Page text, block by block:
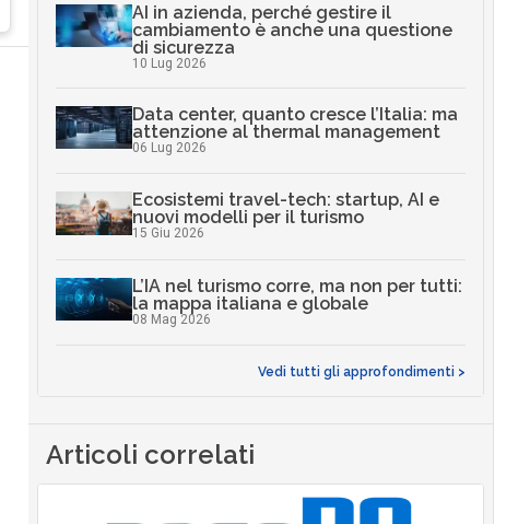
AI in azienda, perché gestire il
cambiamento è anche una questione
di sicurezza
10 Lug 2026
Data center, quanto cresce l’Italia: ma
attenzione al thermal management
06 Lug 2026
Ecosistemi travel-tech: startup, AI e
nuovi modelli per il turismo
15 Giu 2026
L’IA nel turismo corre, ma non per tutti:
la mappa italiana e globale
08 Mag 2026
Vedi tutti gli approfondimenti >
Articoli correlati